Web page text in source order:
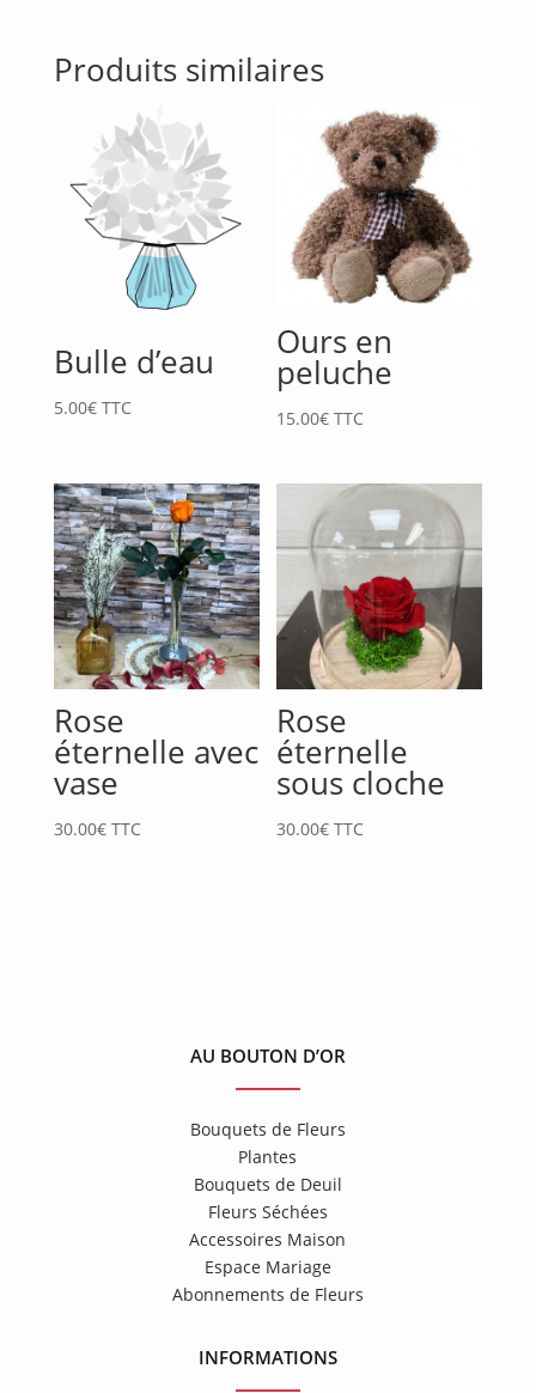
Produits similaires
Bulle d’eau
5.00€ TTC
Ours en
peluche
15.00€ TTC
Rose
éternelle avec
vase
30.00€ TTC
Rose
éternelle
sous cloche
30.00€ TTC
AU BOUTON D’OR
Bouquets de Fleurs
Plantes
Bouquets de Deuil
Fleurs Séchées
Accessoires Maison
Espace Mariage
Abonnements de Fleurs
INFORMATIONS